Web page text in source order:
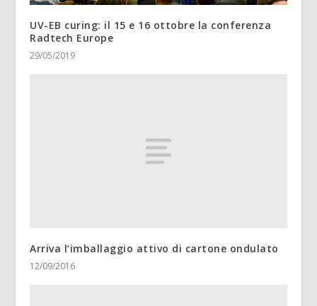
UV-EB curing: il 15 e 16 ottobre la conferenza
Radtech Europe
29/05/2019
Arriva l’imballaggio attivo di cartone ondulato
12/09/2016